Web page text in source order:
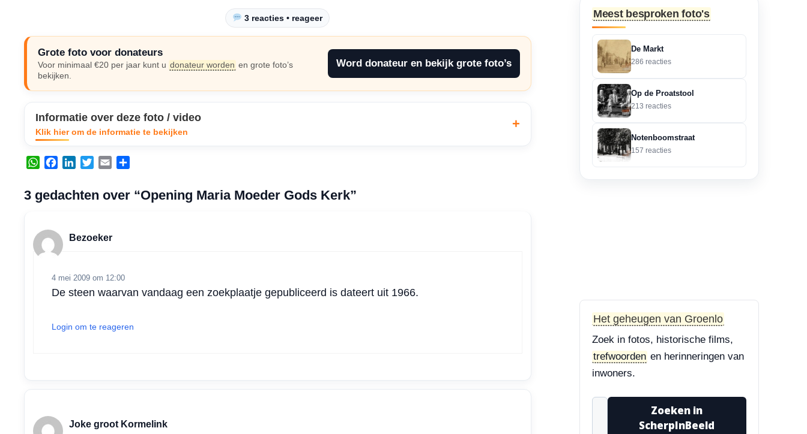
3 reacties • reageer
Grote foto voor donateurs
Voor minimaal €20 per jaar kunt u donateur worden en grote foto’s
bekijken.
Word donateur en bekijk grote foto’s
Informatie over deze foto / video
Klik hier om de informatie te bekijken
W
t
A
p
p
e
o
k
k
I
t
r
i
3 gedachten over “Opening Maria Moeder Gods Kerk”
Bezoeker
4 mei 2009 om 12:00
De steen waarvan vandaag een zoekplaatje gepubliceerd is dateert uit 1966.
Login om te reageren
Joke groot Kormelink
3-8-2026
Hoek Matthijs van Dulkenstraat
en Bisschop Philip
Roveniusstraat
“Beste redactie, dit klopt
niet. Dit deel van de
landbouwscho...”
3-8-2026
Hoek Matthijs van Dulkenstraat
prachtige boom....”
3-8-2026
Treurbeuk op de Halve Maan
“Treurbeuk op het
ravelijn Styrum. Pracht
boom!”
Meest besproken foto's
De Markt
286 reacties
Op de Proatstool
213 reacties
Notenboomstraat
157 reacties
Het geheugen van Groenlo
Zoek in fotos, historische films,
trefwoorden en herinneringen van
inwoners.
Zoeken in
ScherpInBeeld